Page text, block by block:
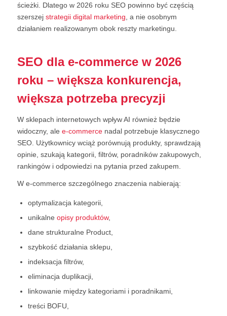
ścieżki. Dlatego w 2026 roku SEO powinno być częścią
szerszej strategii digital marketing , a nie osobnym
działaniem realizowanym obok reszty marketingu.
SEO dla e-commerce w 2026
roku – większa konkurencja,
większa potrzeba precyzji
W sklepach internetowych wpływ AI również będzie
widoczny, ale e-commercenadal potrzebuje klasycznego
SEO. Użytkownicy wciąż porównują produkty, sprawdzają
opinie, szukają kategorii, filtrów, poradników zakupowych,
rankingów i odpowiedzi na pytania przed zakupem.
W e-commerce szczególnego znaczenia nabierają:
optymalizacja kategorii,
unikalne opisy produktów,
dane strukturalne Product,
szybkość działania sklepu,
indeksacja filtrów,
eliminacja duplikacji,
linkowanie między kategoriami i poradnikami,
treści BOFU,